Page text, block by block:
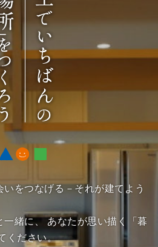
をつなげる－それが建てよう
緒に、
あなたが思い描く「暮
ください。